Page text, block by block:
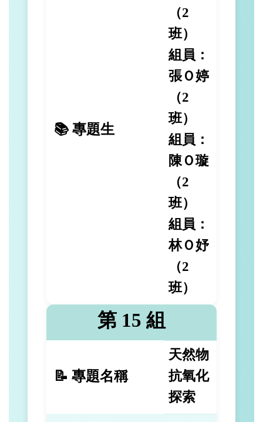
📚 專題生
（2
班）
組員：
張Ｏ婷
（2
班）
組員：
陳Ｏ璇
（2
班）
組員：
林Ｏ妤
（2
班）
第 15 組
📝 專題名稱
天然物
抗氧化
探索